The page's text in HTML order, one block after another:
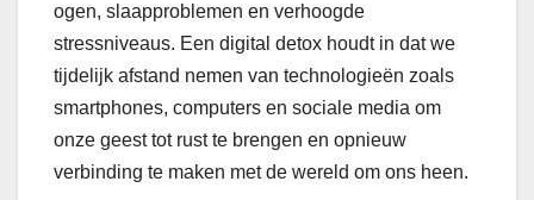
ogen, slaapproblemen en verhoogde
stressniveaus. Een digital detox houdt in dat we
tijdelijk afstand nemen van technologieën zoals
smartphones, computers en sociale media om
onze geest tot rust te brengen en opnieuw
verbinding te maken met de wereld om ons heen.